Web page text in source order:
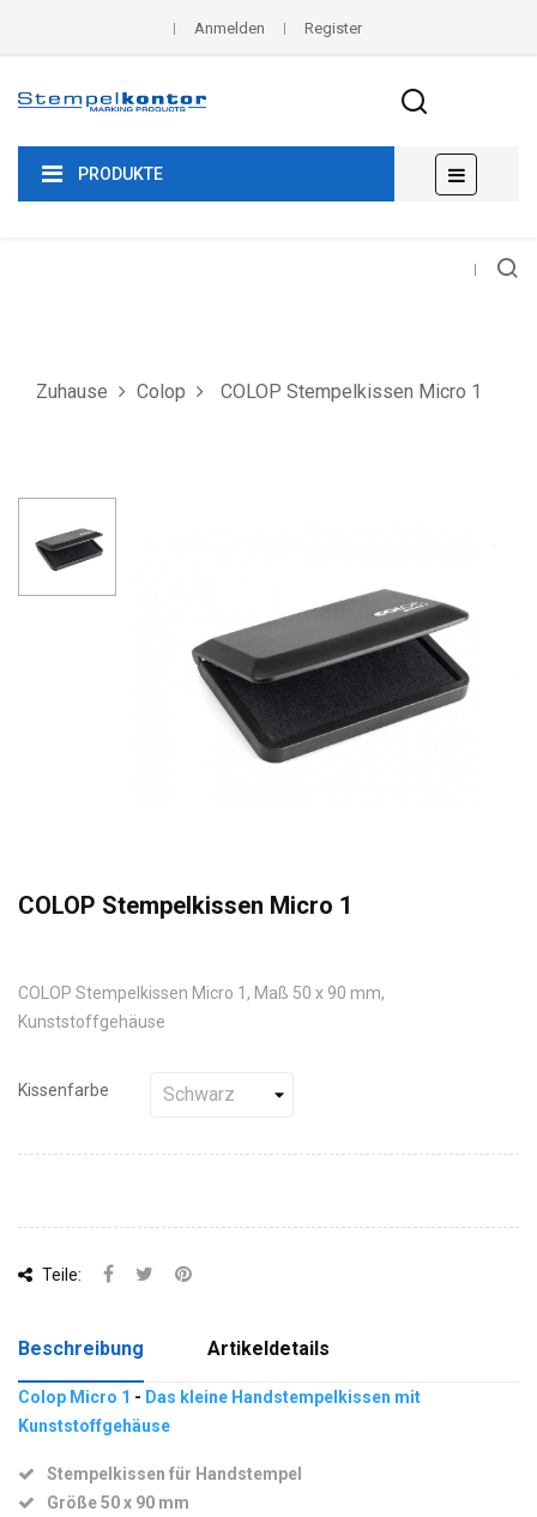
Anmelden Register
PRODUKTE
der
☰
Zuhause Colop COLOP Stempelkissen Micro 1
COLOP Stempelkissen Micro 1
COLOP Stempelkissen Micro 1, Maß 50 x 90 mm,
Kunststoffgehäuse
Kissenfarbe
Teile:
Beschreibung Artikeldetails
Colop Micro 1 - Das kleine Handstempelkissen mit
Kunststoffgehäuse
Stempelkissen für Handstempel
Größe 50 x 90 mm